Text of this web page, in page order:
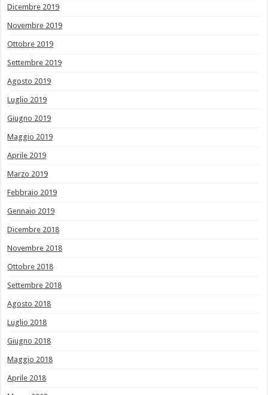
Dicembre 2019
Novembre 2019
Ottobre 2019
Settembre 2019
Agosto 2019
Luglio 2019
Giugno 2019
Maggio 2019
Aprile 2019
Marzo 2019
Febbraio 2019
Gennaio 2019
Dicembre 2018
Novembre 2018
Ottobre 2018
Settembre 2018
Agosto 2018
Luglio 2018
Giugno 2018
Maggio 2018
Aprile 2018